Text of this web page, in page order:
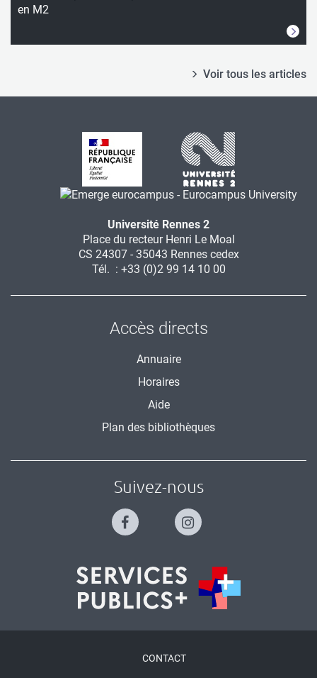
en M2
Voir tous les articles
Université Rennes 2
Place du recteur Henri Le Moal
CS 24307 - 35043 Rennes cedex
Tél. : +33 (0)2 99 14 10 00
Accès directs
Annuaire
Horaires
Aide
Plan des bibliothèques
Suivez-nous
CONTACT